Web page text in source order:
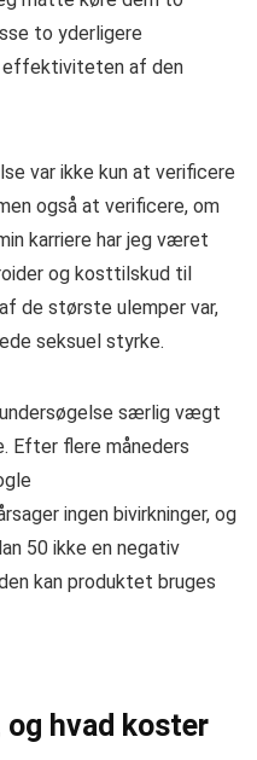
to yderligere
effektiviteten af ​​den
var ikke kun at verificere
også at verificere, om
karriere har jeg været
og kosttilskud til
​​de største ulemper var,
seksuel styrke.
særlig vægt
Efter flere måneders
ingen bivirkninger, og
50 ikke en negativ
kan produktet bruges
og hvad koster